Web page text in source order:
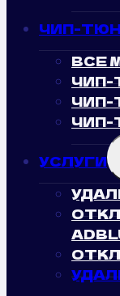
ЧИП-
ВСЕ
ЧИП-
ЧИП-
ЧИП-
УСЛУГИ